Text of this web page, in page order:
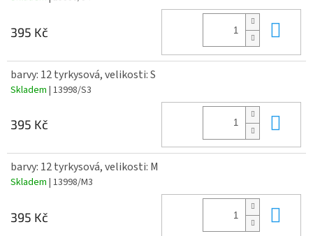
395 Kč
barvy: 12 tyrkysová, velikosti: S
Skladem | 13998/S3
395 Kč
barvy: 12 tyrkysová, velikosti: M
Skladem | 13998/M3
395 Kč